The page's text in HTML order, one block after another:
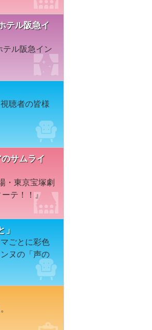
テル阪急イ
テル阪急イン
聴者の皆様
サムライ
・東京宝塚劇
テ！！』
」
ごとに彩色
ヌの「声の